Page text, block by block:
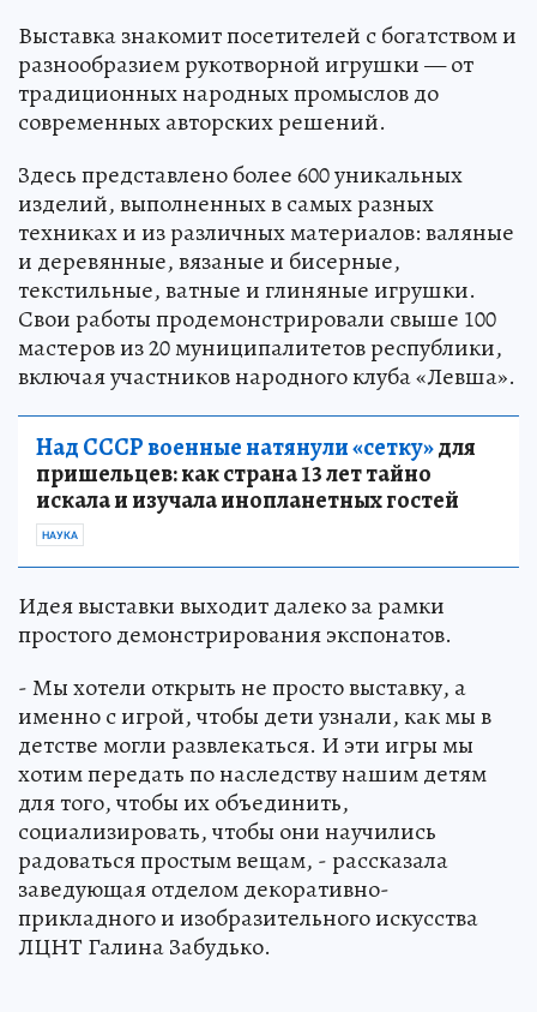
Выставка знакомит посетителей с богатством и
разнообразием рукотворной игрушки — от
традиционных народных промыслов до
современных авторских решений.
Здесь представлено более 600 уникальных
изделий, выполненных в самых разных
техниках и из различных материалов: валяные
и деревянные, вязаные и бисерные,
текстильные, ватные и глиняные игрушки.
Свои работы продемонстрировали свыше 100
мастеров из 20 муниципалитетов республики,
включая участников народного клуба «Левша».
Над СССР военные натянули «сетку»для
пришельцев: как страна 13 лет тайно
искала и изучала инопланетных гостей
НАУКА
Идея выставки выходит далеко за рамки
простого демонстрирования экспонатов.
- Мы хотели открыть не просто выставку, а
именно с игрой, чтобы дети узнали, как мы в
детстве могли развлекаться. И эти игры мы
хотим передать по наследству нашим детям
для того, чтобы их объединить,
социализировать, чтобы они научились
радоваться простым вещам, - рассказала
заведующая отделом декоративно-
прикладного и изобразительного искусства
ЛЦНТ Галина Забудько.